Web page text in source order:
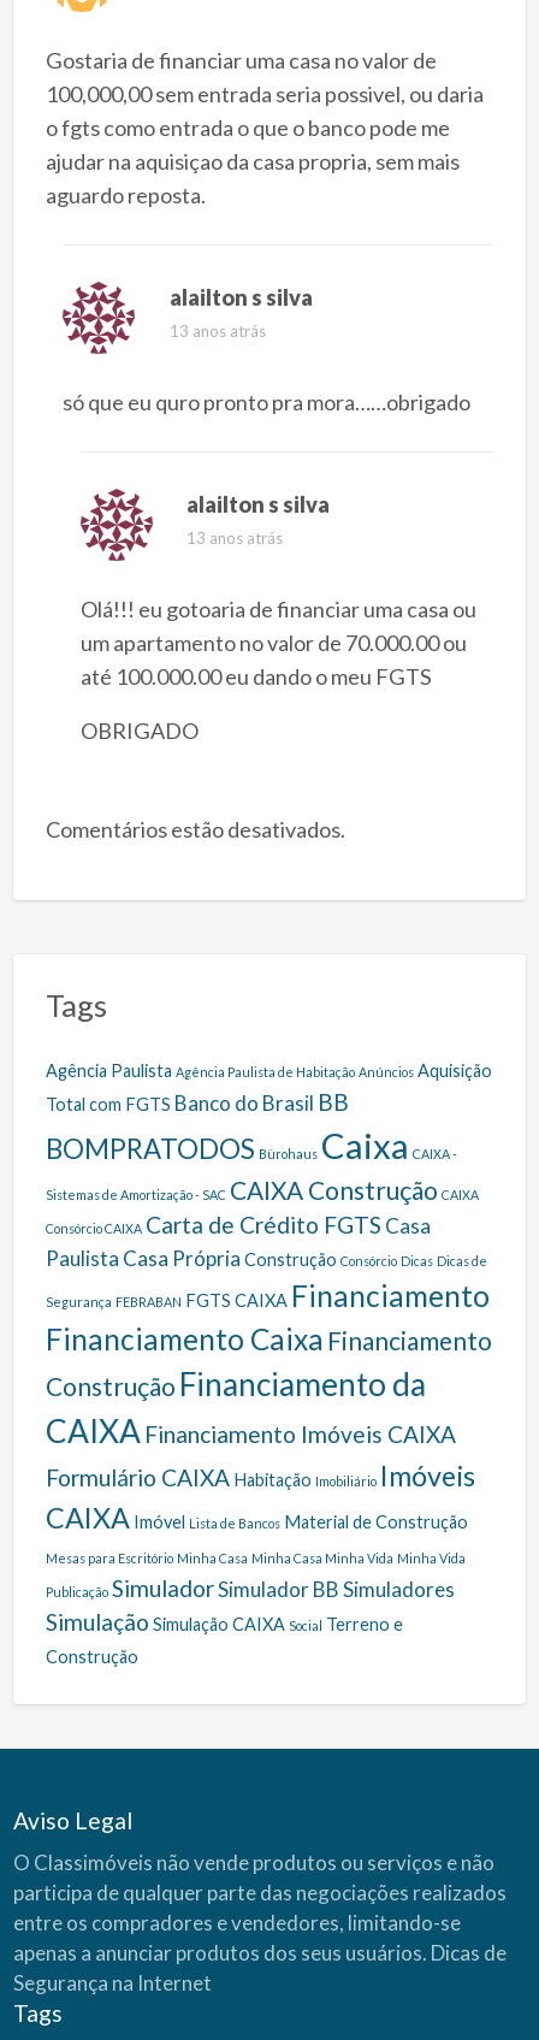
Gostaria de financiar uma casa no valor de
100,000,00 sem entrada seria possivel, ou daria
o fgts como entrada o que o banco pode me
ajudar na aquisiçao da casa propria, sem mais
aguardo reposta.
alailton s silva
13 anos atrás
só que eu quro pronto pra mora……obrigado
alailton s silva
13 anos atrás
Olá!!! eu gotoaria de financiar uma casa ou
um apartamento no valor de 70.000.00 ou
até 100.000.00 eu dando o meu FGTS
OBRIGADO
Comentários estão desativados.
Tags
Agência Paulista Agência Paulista de Habitação Anúncios Aquisição
Total com FGTS Banco do Brasil BB
BOMPRATODOS Bürohaus Caixa CAIXA -
Sistemas de Amortização - SAC CAIXA Construção CAIXA
Consórcio CAIXA Carta de Crédito FGTS Casa
Paulista Casa Própria Construção Consórcio Dicas Dicas de
Segurança FEBRABAN FGTS CAIXA Financiamento
Financiamento Caixa Financiamento
Construção Financiamento da
CAIXA Financiamento Imóveis CAIXA
Formulário CAIXA Habitação Imobiliário Imóveis
CAIXA Imóvel Lista de Bancos Material de Construção
Mesas para Escritório Minha Casa Minha Casa Minha Vida Minha Vida
Publicação SimuladorSimulador BBSimuladores
Simulação Simulação CAIXA Social
Terreno e
Construção
Aviso Legal
O Classimóveis não vende produtos ou serviços e não
participa de qualquer parte das negociações realizados
entre os compradores e vendedores, limitando-se
apenas a anunciar produtos dos seus usuários. Dicas de
Segurança na Internet
Tags